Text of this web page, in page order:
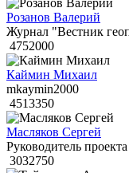
Розанов Валерий
Журнал "Вестник
4752000
Каймин Михаил
mkaymin2000
4513350
Масляков Сергей
Руководитель проекта
3032750